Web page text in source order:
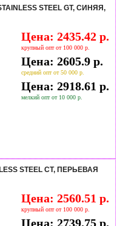
STEEL GT, СИНЯЯ,
Цена: 2435.42 р.
крупный опт от 100 000 р.
Цена: 2605.9 р.
средний опт от 50 000 р.
Цена: 2918.61 р.
мелкий опт от 10 000 р.
STEEL CT, ПЕРЬЕВАЯ
Цена: 2560.51 р.
крупный опт от 100 000 р.
Цена: 2739.75 р.